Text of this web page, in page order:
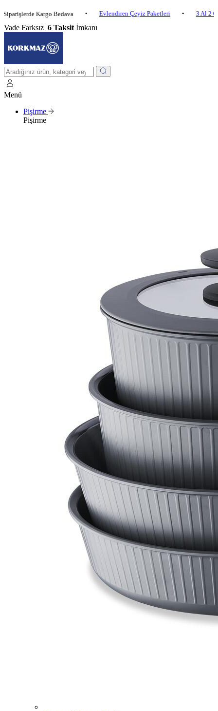
Kargo Bedava • Evlendiren Çeyiz Paketleri • 3 Al 2 Öde
Vade Farksız 6 Taksit İmkanı
Menü
Pişirme
Pişirme